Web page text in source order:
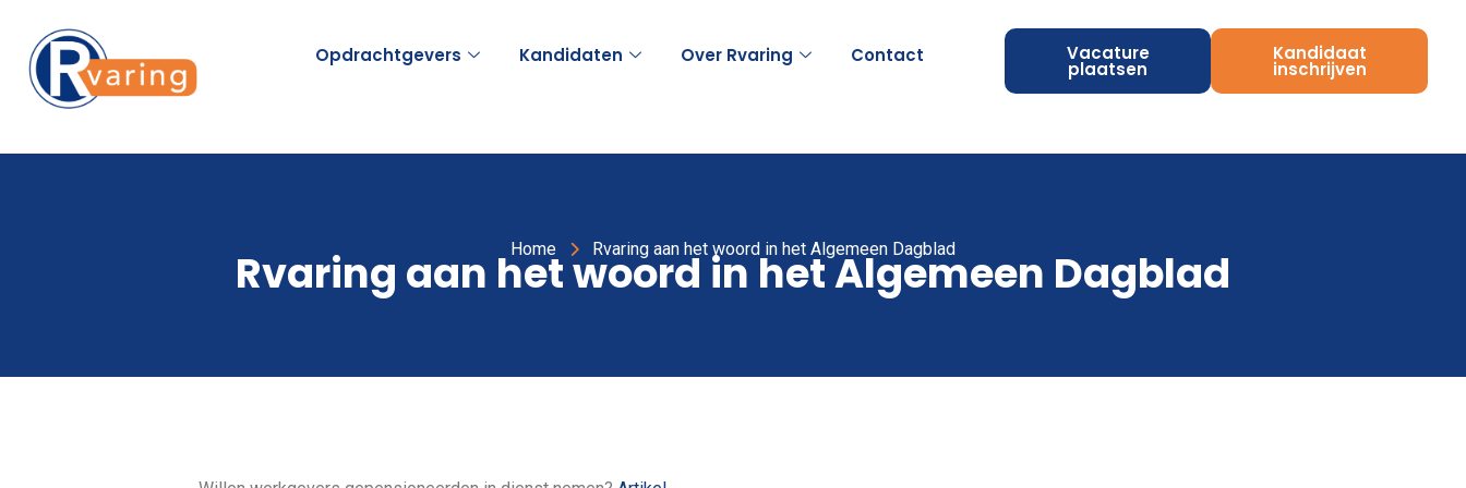
Opdrachtgevers Kandidaten Over Rvaring Contact Vacature
plaatsen
Kandidaat
inschrijven
Home Rvaring aan het woord in het Algemeen Dagblad
Rvaring aan het woord in het Algemeen Dagblad